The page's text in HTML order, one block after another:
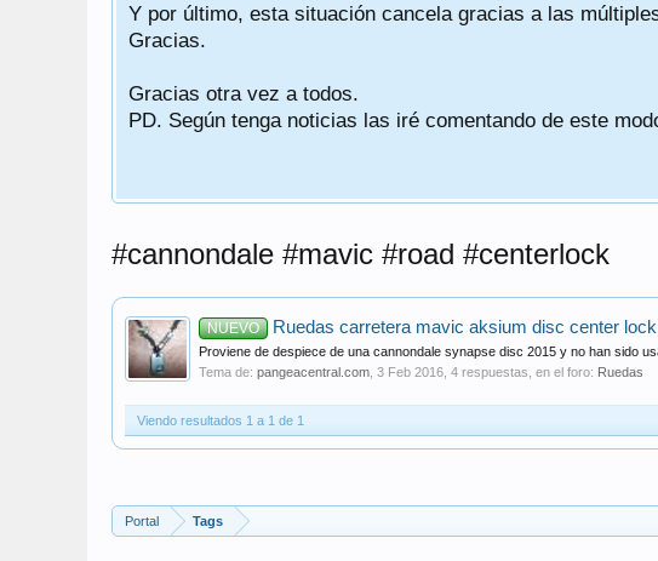
Y por último, esta situación cancela gracias a las
Gracias.
Gracias otra vez a todos.
PD. Según tenga noticias las iré comentando de este
#cannondale #mavic #road #centerlock
NUEVO Ruedas carretera mavic aksium disc center lock
Proviene de despiece de una cannondale synapse disc 2015 y no han sido
Tema de: pangeacentral.com 3 Feb 2016 , 4 respuestas, en el foro: Ruedas
Viendo resultados 1 a 1 de 1
Portal Tags